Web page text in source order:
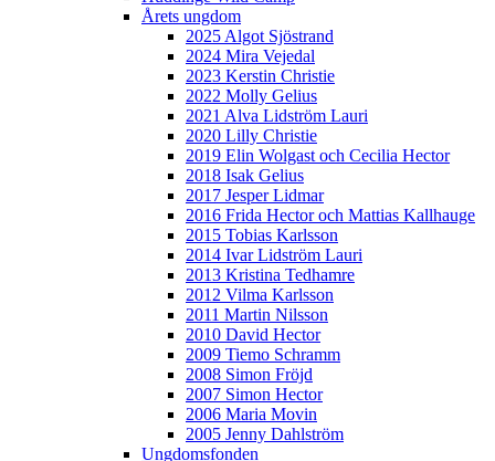
Årets ungdom
2025 Algot Sjöstrand
2024 Mira Vejedal
2023 Kerstin Christie
2022 Molly Gelius
2021 Alva Lidström Lauri
2020 Lilly Christie
2019 Elin Wolgast och Cecilia Hector
2018 Isak Gelius
2017 Jesper Lidmar
2016 Frida Hector och Mattias Kallhauge
2015 Tobias Karlsson
2014 Ivar Lidström Lauri
2013 Kristina Tedhamre
2012 Vilma Karlsson
2011 Martin Nilsson
2010 David Hector
2009 Tiemo Schramm
2008 Simon Fröjd
2007 Simon Hector
2006 Maria Movin
2005 Jenny Dahlström
Ungdomsfonden